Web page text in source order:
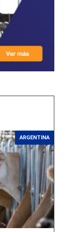
ARGENTINA